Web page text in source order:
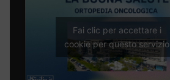
Fai clic per accettare i
cookie per questo servizio